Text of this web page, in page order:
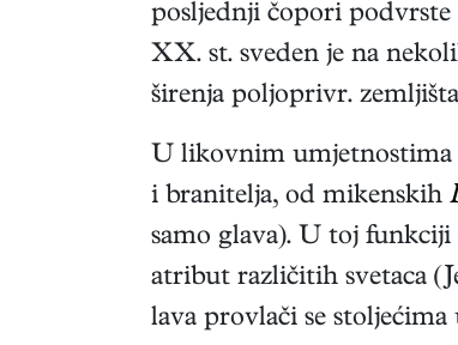
posljednji čopori podvrste
XX. st. sveden je na
širenja poljoprivr.
U likovnim umjetnostima
i branitelja, od mikenskih
samo glava). U toj
atribut različitih svetaca
lava provlači se